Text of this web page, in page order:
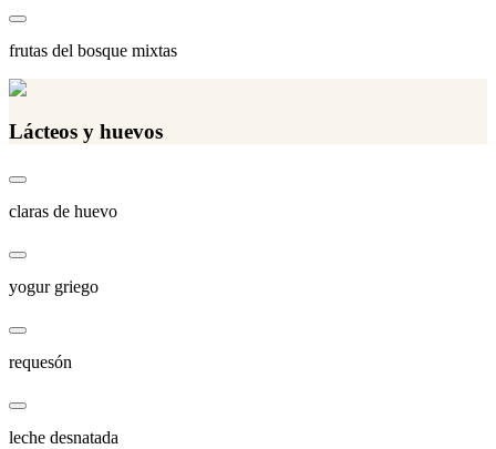
frutas del bosque mixtas
Lácteos y huevos
claras de huevo
yogur griego
requesón
leche desnatada